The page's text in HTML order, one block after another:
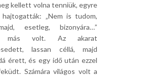
kellett volna tenniük, egyre
„Nem is tudom,
esetleg, bizonyára…”
más volt. Az akarat
lassan céllá, majd
érett, és egy idő után ezzel
Számára világos volt a